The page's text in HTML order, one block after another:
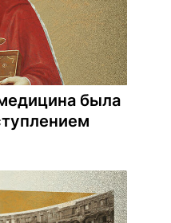
была